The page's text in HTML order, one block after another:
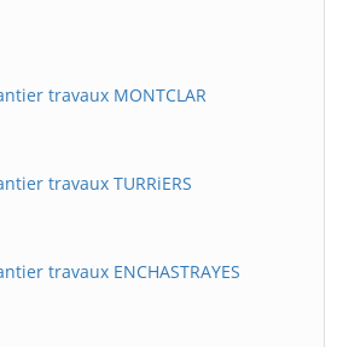
travaux MONTCLAR
travaux TURRiERS
travaux ENCHASTRAYES